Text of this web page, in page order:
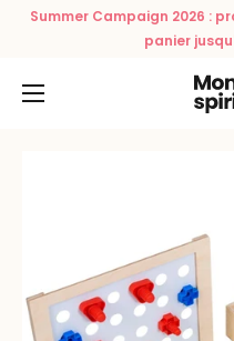
PasserSummer Campaign 2026 :
panier
Spirit